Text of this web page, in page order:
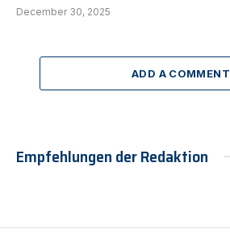
December 30, 2025
ADD A COMMENT
Empfehlungen der Redaktion